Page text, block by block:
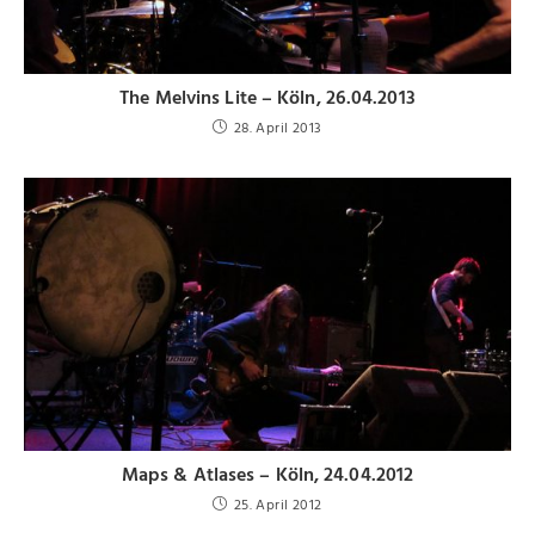
The Melvins Lite – Köln, 26.04.2013
28. April 2013
Maps & Atlases – Köln, 24.04.2012
25. April 2012